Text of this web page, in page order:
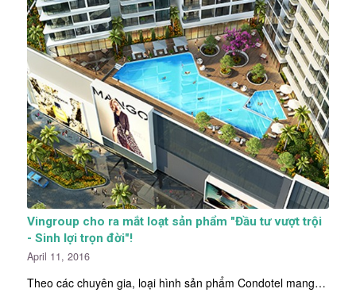
Vingroup cho ra mắt loạt sản phẩm "Đầu tư vượt trội
- Sinh lợi trọn đời"!
April 11, 2016
Theo các chuyên gia, loại hình sản phẩm Condotel mang…